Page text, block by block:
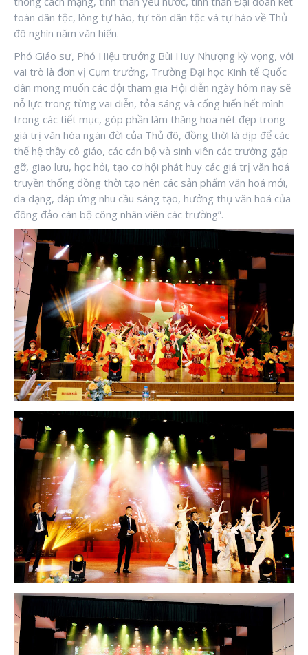
toàn dân tộc, lòng tự hào, tự tôn dân tộc và tự hào về Thủ
đô nghìn năm văn hiến.
Phó Giáo sư, Phó Hiệu trưởng Bùi Huy Nhượng kỳ vọng, với
vai trò là đơn vị Cụm trưởng, Trường Đại học Kinh tế Quốc
dân mong muốn các đội tham gia Hội diễn ngày hôm nay sẽ
nỗ lực trong từng vai diễn, tỏa sáng và cống hiến hết mình
trong các tiết mục, góp phần làm thăng hoa nét đẹp trong
giá trị văn hóa ngàn đời của Thủ đô, đồng thời là dịp để các
thế hệ thầy cô giáo, các cán bộ và sinh viên các trường gặp
gỡ, giao lưu, học hỏi, tạo cơ hội phát huy các giá trị văn hoá
truyền thống đồng thời tạo nên các sản phẩm văn hoá mới,
đa dạng, đáp ứng nhu cầu sáng tạo, hưởng thụ văn hoá của
đông đảo cán bộ công nhân viên các trường”.